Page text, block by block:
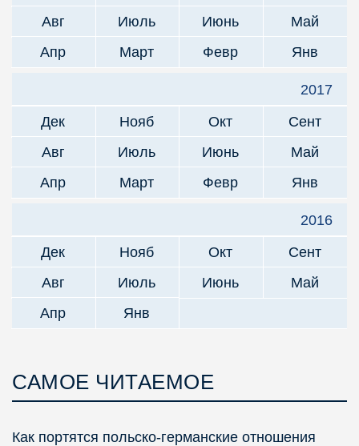
Авг
Июль Июнь
Май
Апр
Март Февр Янв
2017
Дек
Нояб Окт
Сент
Авг
Июль Июнь
Май
Апр
Март Февр Янв
2016
Дек
Нояб Окт
Сент
Авг
Июль Июнь
Май
Апр
Янв
САМОЕ ЧИТАЕМОЕ
Как портятся польско-германские отношения